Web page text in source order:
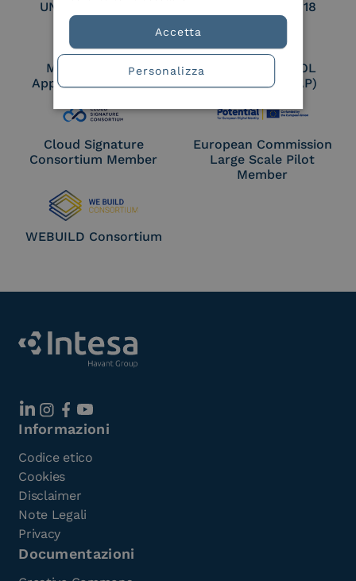
UNI EN ISO 27017 UNI EN ISO 27018
Membro Adobe
Approved Trust List
Certified PEPPOL
Access Point (AP)
Cloud Signature
Consortium Member
European Commission
Large Scale Pilot
Member
WEBUILD Consortium
Informazioni
Codice etico
Cookies
Disclaimer
Note Legali
Privacy
Documentazioni
Accetta
Personalizza